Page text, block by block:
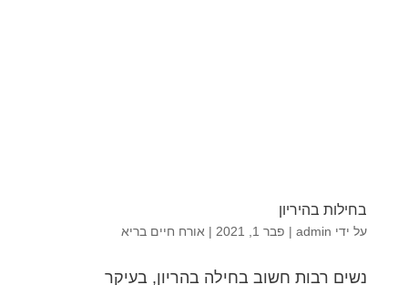
בחילות בהיריון
על ידי admin
| פבר 1, 2021 | אורח חיים בריא
נשים רבות חשוב בחילה בהריון, בעיקר